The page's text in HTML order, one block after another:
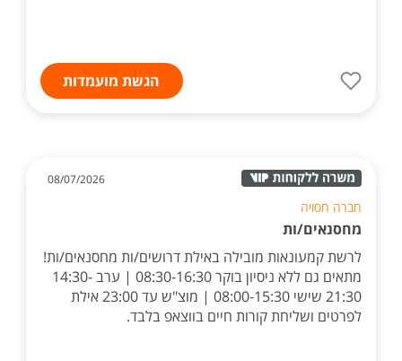
הגשת מועמדות
08/07/2026
חברה חסויה
מחסנאים/ות
לרשת קמעונאות מובילה באילת דרושים/ות מחסנאים/ות!
מתאים גם ללא ניסיון בוקר 08:30-16:30 | ערב 14:30-
21:30 שישי 08:00-15:30 | מוצ"ש עד 23:00 אילת
לפרטים ושליחת קורות חיים בווצאפ בלבד.